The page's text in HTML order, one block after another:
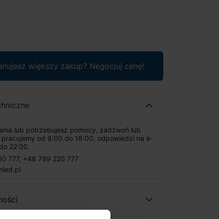
większy zakup? Negocjuj cenę!
lub potrzebujesz pomocy, zadzwoń lub
pracujemy od 8:00 do 18:00, odpowiedzi na e-
22:00.
777, +48 799 220 777